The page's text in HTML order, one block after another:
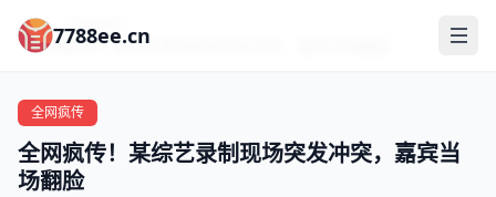
7788ee.cn
首页
永久地址
首页
全网疯传
全网疯传！某综艺录制现场突发冲突，嘉宾当场翻脸
全网疯传
全网疯传！某综艺录制现场突发冲突，嘉宾当
场翻脸